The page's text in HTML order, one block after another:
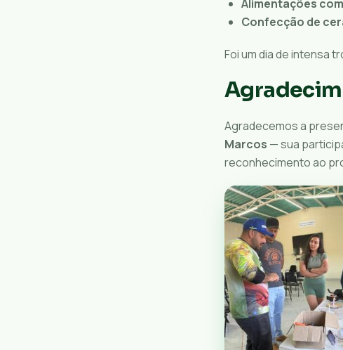
Alimentações
Confecção de
Foi um dia de intensa
Agradecemos a
Marcos — sua
reconhecimento ao